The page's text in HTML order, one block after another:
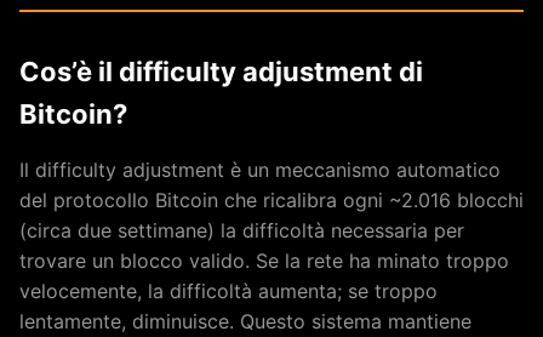
Cos’è il difficulty adjustment di
Bitcoin?
Il difficulty adjustment è un meccanismo automatico
del protocollo Bitcoin che ricalibra ogni ~2.016 blocchi
(circa due settimane) la difficoltà necessaria per
trovare un blocco valido. Se la rete ha minato troppo
velocemente, la difficoltà aumenta; se troppo
lentamente, diminuisce. Questo sistema mantiene